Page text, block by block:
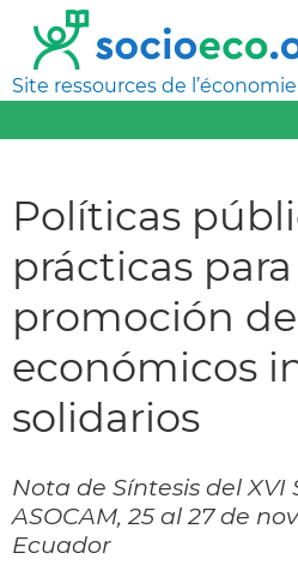
Site ressources de
Políticas
prácticas para
promoción
económicos
solidarios
Nota de Síntesis del XVI
ASOCAM, 25 al 27 de
Ecuador